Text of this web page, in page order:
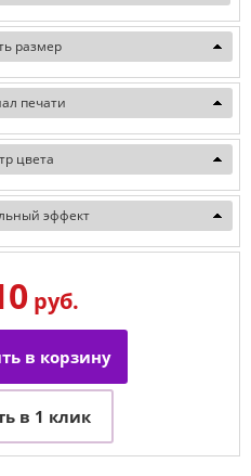
размер
печати
цвета
эффект
руб.